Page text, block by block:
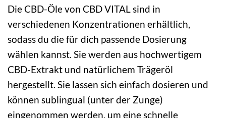
Die CBD-Öle von CBD VITAL sind in
verschiedenen Konzentrationen erhältlich,
sodass du die für dich passende Dosierung
wählen kannst. Sie werden aus hochwertigem
CBD-Extrakt und natürlichem Trägeröl
hergestellt. Sie lassen sich einfach dosieren und
können sublingual (unter der Zunge)
eingenommen werden, um eine schnelle